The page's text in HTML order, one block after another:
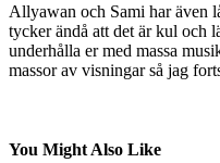
Allyawan och Sami har även
tycker ändå att det är kul och
underhålla er med massa
massor av visningar så jag
You Might Also Like